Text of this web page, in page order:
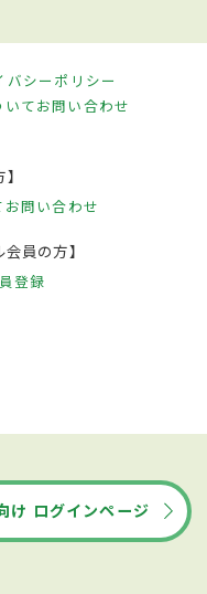
バシーポリシー
てお問い合わせ
お問い合わせ
員の方】
登録
け ログインページ